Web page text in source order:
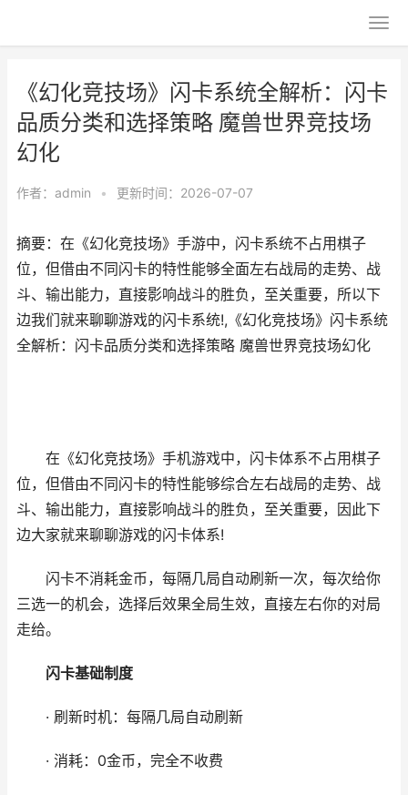
《幻化竞技场》闪卡系统全解析：闪卡
品质分类和选择策略 魔兽世界竞技场
幻化
作者： admin • 更新时间：2026-07-07
摘要：在《幻化竞技场》手游中，闪卡系统不占用棋子
位，但借由不同闪卡的特性能够全面左右战局的走势、战
斗、输出能力，直接影响战斗的胜负，至关重要，所以下
边我们就来聊聊游戏的闪卡系统!,《幻化竞技场》闪卡系统
全解析：闪卡品质分类和选择策略 魔兽世界竞技场幻化
在《幻化竞技场》手机游戏中，闪卡体系不占用棋子
位，但借由不同闪卡的特性能够综合左右战局的走势、战
斗、输出能力，直接影响战斗的胜负，至关重要，因此下
边大家就来聊聊游戏的闪卡体系!
闪卡不消耗金币，每隔几局自动刷新一次，每次给你
三选一的机会，选择后效果全局生效，直接左右你的对局
走给。
闪卡基础制度
· 刷新时机：每隔几局自动刷新
· 消耗：0金币，完全不收费